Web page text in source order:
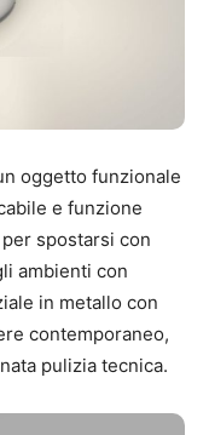
oggetto funzionale
e funzione
spostarsi con
ambienti con
in metallo con
contemporaneo,
pulizia tecnica.